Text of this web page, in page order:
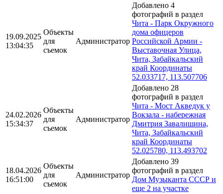
19.09.2025
13:04:35
Объекты
для
съемок
Администратор
Добавлено 4
фотографий в раздел
Чита - Парк Окружного
дома офицеров
Российской Армии -
Выставочная Улица,
Чита, Забайкальский
край Координаты
52.033717, 113.507706
24.02.2026
15:34:37
Объекты
для
съемок
Администратор
Добавлено 28
фотографий в раздел
Чита - Мост Акведук у
Вокзала - набережная
Дмитрия Завалишина,
Чита, Забайкальский
край Координаты
52.025780, 113.493702
18.04.2026
16:51:00
Объекты
для
съемок
Администратор
Добавлено 39
фотографий в раздел
Дом Музыканта СССР и
еще 2 на участке